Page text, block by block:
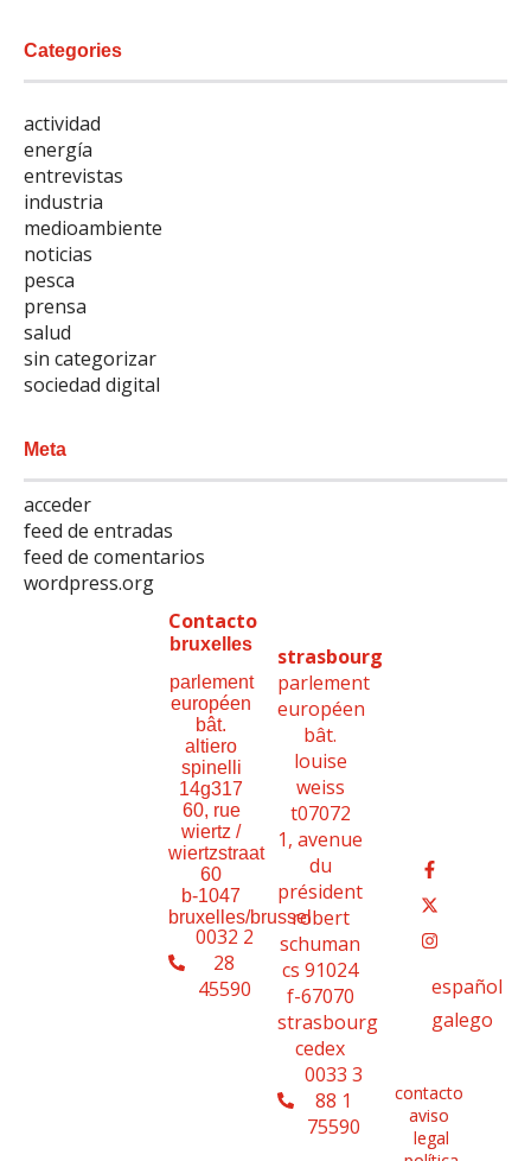
Categories
actividad
energía
entrevistas
industria
medioambiente
noticias
pesca
prensa
salud
sin categorizar
sociedad digital
Meta
acceder
feed de entradas
feed de comentarios
wordpress.org
Contacto
bruxelles
parlement
européen
bât.
altiero
spinelli
14g317
60, rue
wiertz /
wiertzstraat
60
b-1047
bruxelles/brussel
0032 2
28
45590
strasbourg
parlement
européen
bât.
louise
weiss
t07072
1, avenue
du
président
robert
schuman
cs 91024
f-67070
strasbourg
cedex
0033 3
88 1
75590
español
galego
contacto
aviso
legal